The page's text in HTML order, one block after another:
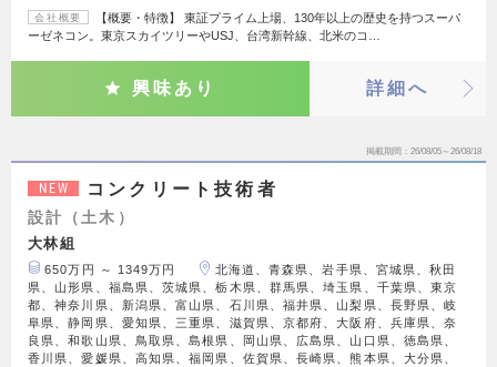
会社概要
【概要・特徴】 東証プライム上場、130年以上の歴史を持つスーパ
ーゼネコン。東京スカイツリーやUSJ、台湾新幹線、北米のコ…
興味あり 詳細へ
掲載期間 26/08/05～26/08/18
NEW コンクリート技術者
設計（土木）
大林組
650万円 ～ 1349万円
北海道、青森県、岩手県、宮城県、秋田
県、山形県、福島県、茨城県、栃木県、群馬県、埼玉県、千葉県、東京
都、神奈川県、新潟県、富山県、石川県、福井県、山梨県、長野県、岐
阜県、静岡県、愛知県、三重県、滋賀県、京都府、大阪府、兵庫県、奈
良県、和歌山県、鳥取県、島根県、岡山県、広島県、山口県、徳島県、
香川県、愛媛県、高知県、福岡県、佐賀県、長崎県、熊本県、大分県、